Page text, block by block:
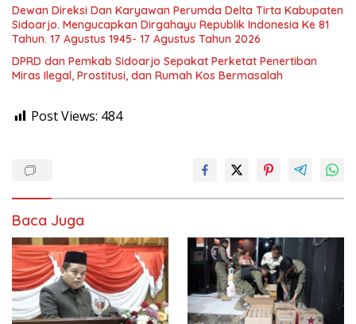
Dewan Direksi Dan Karyawan Perumda Delta Tirta Kabupaten
Sidoarjo. Mengucapkan Dirgahayu Republik Indonesia Ke 81
Tahun. 17 Agustus 1945- 17 Agustus Tahun 2026
DPRD dan Pemkab Sidoarjo Sepakat Perketat Penertiban
Miras Ilegal, Prostitusi, dan Rumah Kos Bermasalah
Post Views: 484
Baca Juga